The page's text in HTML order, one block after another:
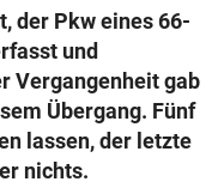
der Pkw eines 66-
und
Vergangenheit gab
Übergang. Fünf
lassen, der letzte
nichts.